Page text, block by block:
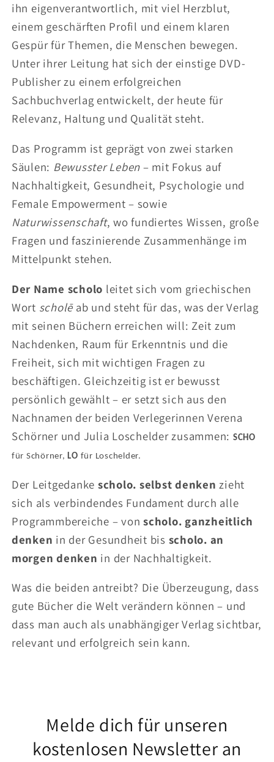
ihn eigenverantwortlich, mit viel Herzblut,
einem geschärften Profil und einem klaren
Gespür für Themen, die Menschen bewegen.
Unter ihrer Leitung hat sich der einstige DVD-
Publisher zu einem erfolgreichen
Sachbuchverlag entwickelt, der heute für
Relevanz, Haltung und Qualität steht.
Das Programm ist geprägt von zwei starken
Säulen: Bewusster Leben – mit Fokus auf
Nachhaltigkeit, Gesundheit, Psychologie und
Female Empowerment – sowie
Naturwissenschaft, wo fundiertes Wissen, große
Fragen und faszinierende Zusammenhänge im
Mittelpunkt stehen.
Der Name scholo leitet sich vom griechischen
Wort scholēab und steht für das, was der Verlag
mit seinen Büchern erreichen will: Zeit zum
Nachdenken, Raum für Erkenntnis und die
Freiheit, sich mit wichtigen Fragen zu
beschäftigen. Gleichzeitig ist er bewusst
persönlich gewählt – er setzt sich aus den
Nachnamen der beiden Verlegerinnen Verena
Schörner und Julia Loschelder zusammen: SCHO
für Schörner, LO für Loschelder.
Der Leitgedanke scholo. selbst denken zieht
sich als verbindendes Fundament durch alle
Programmbereiche – von scholo. ganzheitlich
denken in der Gesundheit bis scholo. an
morgen denken in der Nachhaltigkeit.
Was die beiden antreibt? Die Überzeugung, dass
gute Bücher die Welt verändern können – und
dass man auch als unabhängiger Verlag sichtbar,
relevant und erfolgreich sein kann.
Melde dich für unseren
kostenlosen Newsletter an